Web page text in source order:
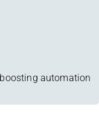
automation